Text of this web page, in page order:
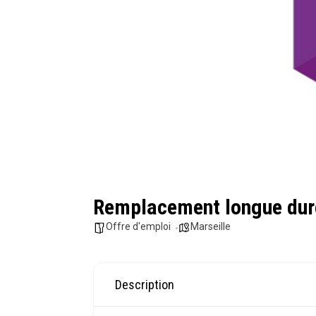
Remplacement longue
Offre d'emploi Marseille
Description